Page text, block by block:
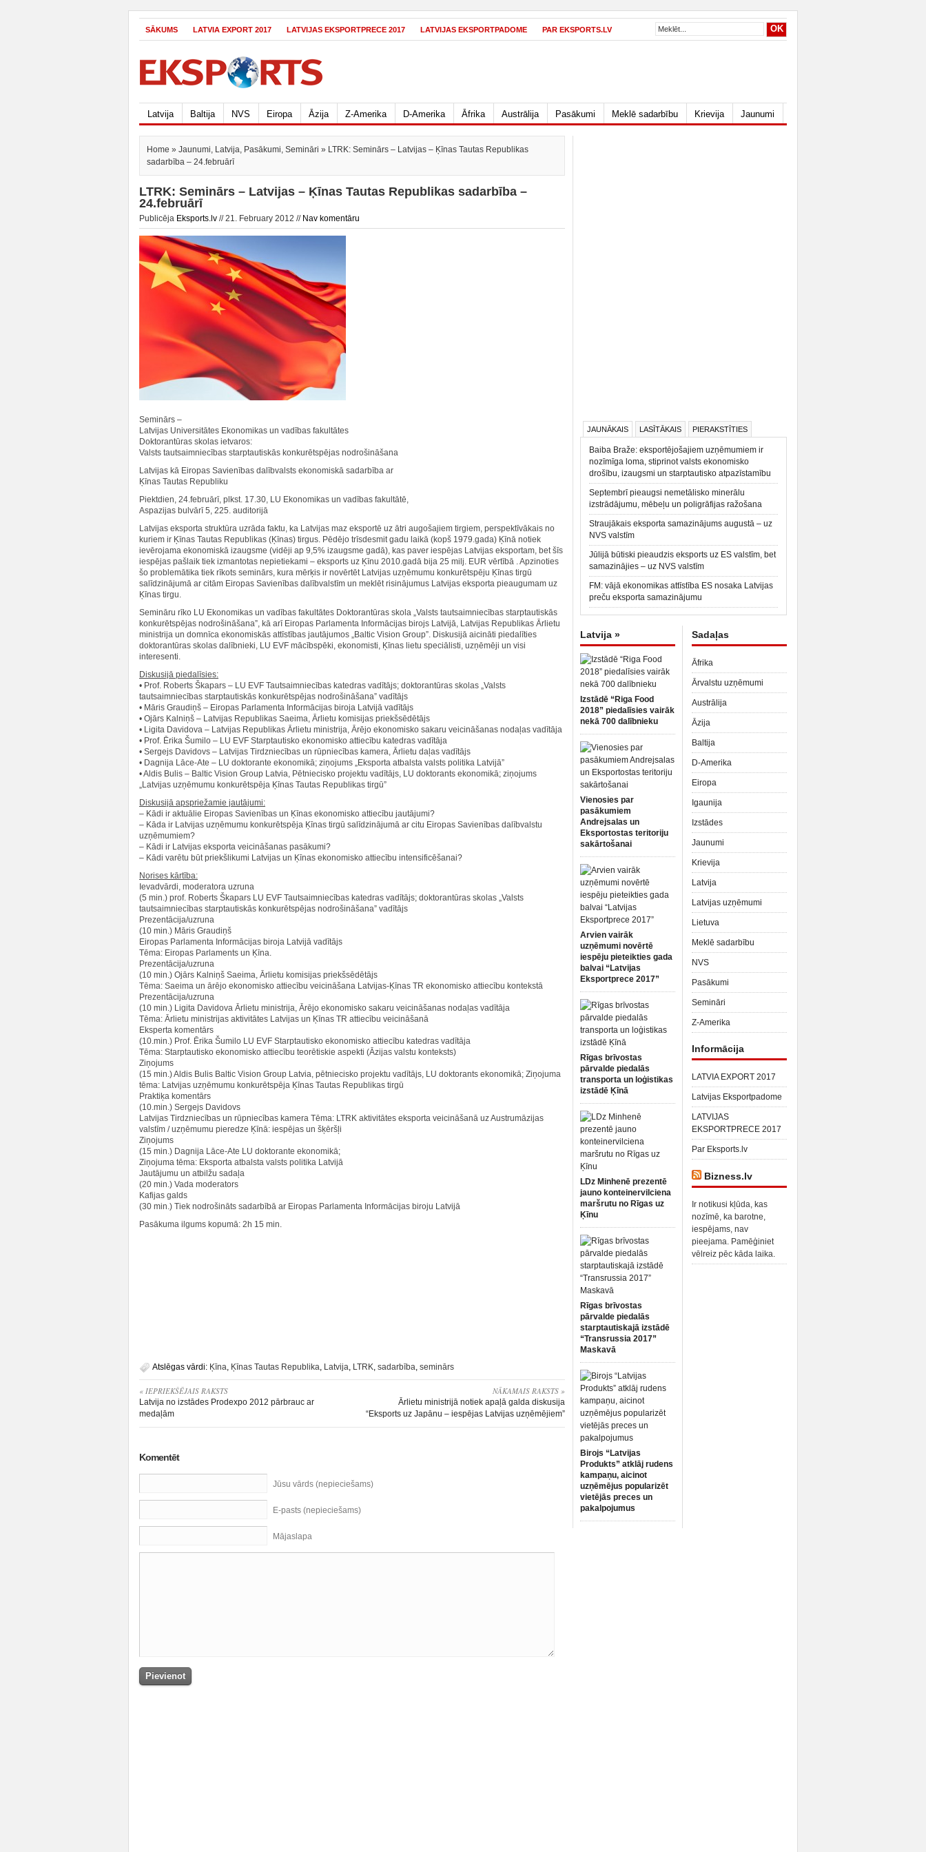
SĀKUMS LATVIA EXPORT 2017 LATVIJAS EKSPORTPRECE 2017 LATVIJAS EKSPORTPADOME PAR EKSPORTS.LV
Latvija Baltija NVS Eiropa Āzija Z-Amerika D-Amerika Āfrika Austrālija Pasākumi Meklē sadarbību Krievija Jaunumi
Home » Jaunumi, Latvija, Pasākumi, Semināri » LTRK: Seminārs – Latvijas – Ķīnas Tautas Republikas
sadarbība – 24.februārī
LTRK: Seminārs – Latvijas – Ķīnas Tautas Republikas sadarbība –
24.februārī
Publicēja Eksports.lv // 21. February 2012 // Nav komentāru
Seminārs –
Latvijas Universitātes Ekonomikas un vadības fakultātes
Doktorantūras skolas ietvaros:
Valsts tautsaimniecības starptautiskās konkurētspējas nodrošināšana
Latvijas kā Eiropas Savienības dalībvalsts ekonomiskā sadarbība ar
Ķīnas Tautas Republiku
Piektdien, 24.februārī, plkst. 17.30, LU Ekonomikas un vadības fakultātē,
Aspazijas bulvārī 5, 225. auditorijā
Latvijas eksporta struktūra uzrāda faktu, ka Latvijas maz eksportē uz ātri augošajiem tirgiem, perspektīvākais no
kuriem ir Ķīnas Tautas Republikas (Ķīnas) tirgus. Pēdējo trīsdesmit gadu laikā (kopš 1979.gada) Ķīnā notiek
ievērojama ekonomiskā izaugsme (vidēji ap 9,5% izaugsme gadā), kas paver iespējas Latvijas eksportam, bet šīs
iespējas pašlaik tiek izmantotas nepietiekami – eksports uz Ķīnu 2010.gadā bija 25 milj. EUR vērtībā . Apzinoties
šo problemātika tiek rīkots seminārs, kura mērķis ir novērtēt Latvijas uzņēmumu konkurētspēju Ķīnas tirgū
salīdzinājumā ar citām Eiropas Savienības dalībvalstīm un meklēt risinājumus Latvijas eksporta pieaugumam uz
Ķīnas tirgu.
Semināru rīko LU Ekonomikas un vadības fakultātes Doktorantūras skola „Valsts tautsaimniecības starptautiskās
konkurētspējas nodrošināšana”, kā arī Eiropas Parlamenta Informācijas birojs Latvijā, Latvijas Republikas Ārlietu
ministrija un domnīca ekonomiskās attīstības jautājumos „Baltic Vision Group”. Diskusijā aicināti piedalīties
doktorantūras skolas dalībnieki, LU EVF mācībspēki, ekonomisti, Ķīnas lietu speciālisti, uzņēmēji un visi
interesenti.
Diskusijā piedalīsies:
• Prof. Roberts Škapars – LU EVF Tautsaimniecības katedras vadītājs; doktorantūras skolas „Valsts
tautsaimniecības starptautiskās konkurētspējas nodrošināšana” vadītājs
• Māris Graudiņš – Eiropas Parlamenta Informācijas biroja Latvijā vadītājs
• Ojārs Kalniņš – Latvijas Republikas Saeima, Ārlietu komisijas priekšsēdētājs
• Ligita Davidova – Latvijas Republikas Ārlietu ministrija, Ārējo ekonomisko sakaru veicināšanas nodaļas vadītāja
• Prof. Ērika Šumilo – LU EVF Starptautisko ekonomisko attiecību katedras vadītāja
• Sergejs Davidovs – Latvijas Tirdzniecības un rūpniecības kamera, Ārlietu daļas vadītājs
• Dagnija Lāce-Ate – LU doktorante ekonomikā; ziņojums „Eksporta atbalsta valsts politika Latvijā”
• Aldis Bulis – Baltic Vision Group Latvia, Pētniecisko projektu vadītājs, LU doktorants ekonomikā; ziņojums
„Latvijas uzņēmumu konkurētspēja Ķīnas Tautas Republikas tirgū”
Diskusijā apspriežamie jautājumi:
– Kādi ir aktuālie Eiropas Savienības un Ķīnas ekonomisko attiecību jautājumi?
– Kāda ir Latvijas uzņēmumu konkurētspēja Ķīnas tirgū salīdzinājumā ar citu Eiropas Savienības dalībvalstu
uzņēmumiem?
– Kādi ir Latvijas eksporta veicināšanas pasākumi?
– Kādi varētu būt priekšlikumi Latvijas un Ķīnas ekonomisko attiecību intensificēšanai?
Norises kārtība:
Ievadvārdi, moderatora uzruna
(5 min.) prof. Roberts Škapars LU EVF Tautsaimniecības katedras vadītājs; doktorantūras skolas „Valsts
tautsaimniecības starptautiskās konkurētspējas nodrošināšana” vadītājs
Prezentācija/uzruna
(10 min.) Māris Graudiņš
Eiropas Parlamenta Informācijas biroja Latvijā vadītājs
Tēma: Eiropas Parlaments un Ķīna.
Prezentācija/uzruna
(10 min.) Ojārs Kalniņš Saeima, Ārlietu komisijas priekšsēdētājs
Tēma: Saeima un ārējo ekonomisko attiecību veicināšana Latvijas-Ķīnas TR ekonomisko attiecību kontekstā
Prezentācija/uzruna
(10 min.) Ligita Davidova Ārlietu ministrija, Ārējo ekonomisko sakaru veicināšanas nodaļas vadītāja
Tēma: Ārlietu ministrijas aktivitātes Latvijas un Ķīnas TR attiecību veicināšanā
Eksperta komentārs
(10.min.) Prof. Ērika Šumilo LU EVF Starptautisko ekonomisko attiecību katedras vadītāja
Tēma: Starptautisko ekonomisko attiecību teorētiskie aspekti (Āzijas valstu konteksts)
Ziņojums
(15 min.) Aldis Bulis Baltic Vision Group Latvia, pētniecisko projektu vadītājs, LU doktorants ekonomikā; Ziņojuma
tēma: Latvijas uzņēmumu konkurētspēja Ķīnas Tautas Republikas tirgū
Praktiķa komentārs
(10.min.) Sergejs Davidovs
Latvijas Tirdzniecības un rūpniecības kamera Tēma: LTRK aktivitātes eksporta veicināšanā uz Austrumāzijas
valstīm / uzņēmumu pieredze Ķīnā: iespējas un šķēršļi
Ziņojums
(15 min.) Dagnija Lāce-Ate LU doktorante ekonomikā;
Ziņojuma tēma: Eksporta atbalsta valsts politika Latvijā
Jautājumu un atbilžu sadaļa
(20 min.) Vada moderators
Kafijas galds
(30 min.) Tiek nodrošināts sadarbībā ar Eiropas Parlamenta Informācijas biroju Latvijā
Pasākuma ilgums kopumā: 2h 15 min.
Atslēgas vārdi: Ķīna, Ķīnas Tautas Republika, Latvija, LTRK, sadarbība, seminārs
« IEPRIEKŠĒJAIS RAKSTS
Latvija no izstādes Prodexpo 2012 pārbrauc ar
medaļām
NĀKAMAIS RAKSTS »
Ārlietu ministrijā notiek apaļā galda diskusija
“Eksports uz Japānu – iespējas Latvijas uzņēmējiem”
Komentēt
Jūsu vārds (nepieciešams)
E-pasts (nepieciešams)
Mājaslapa
JAUNĀKAIS LASĪTĀKAIS PIERAKSTĪTIES
Baiba Braže: eksportējošajiem uzņēmumiem ir
nozīmīga loma, stiprinot valsts ekonomisko
drošību, izaugsmi un starptautisko atpazīstamību
Septembrī pieaugsi nemetālisko minerālu
izstrādājumu, mēbeļu un poligrāfijas ražošana
Straujākais eksporta samazinājums augustā – uz
NVS valstīm
Jūlijā būtiski pieaudzis eksports uz ES valstīm, bet
samazinājies – uz NVS valstīm
FM: vājā ekonomikas attīstība ES nosaka Latvijas
preču eksporta samazinājumu
Latvija »
Izstādē “Riga Food
2018” piedalīsies vairāk
nekā 700 dalībnieku
Vienosies par
pasākumiem
Andrejsalas un
Eksportostas teritoriju
sakārtošanai
Arvien vairāk
uzņēmumi novērtē
iespēju pieteikties gada
balvai “Latvijas
Eksportprece 2017”
Rīgas brīvostas
pārvalde piedalās
transporta un loģistikas
izstādē Ķīnā
LDz Minhenē prezentē
jauno konteinervilciena
maršrutu no Rīgas uz
Ķīnu
Rīgas brīvostas
pārvalde piedalās
starptautiskajā izstādē
“Transrussia 2017”
Maskavā
Birojs “Latvijas
Produkts” atklāj rudens
kampaņu, aicinot
uzņēmējus popularizēt
vietējās preces un
pakalpojumus
Sadaļas
Āfrika
Ārvalstu uzņēmumi
Austrālija
Āzija
Baltija
D-Amerika
Eiropa
Igaunija
Izstādes
Jaunumi
Krievija
Latvija
Latvijas uzņēmumi
Lietuva
Meklē sadarbību
NVS
Pasākumi
Semināri
Z-Amerika
Informācija
LATVIA EXPORT 2017
Latvijas Eksportpadome
LATVIJAS
EKSPORTPRECE 2017
Par Eksports.lv
Bizness.lv
Ir notikusi kļūda, kas
nozīmē, ka barotne,
iespējams, nav
pieejama. Pamēģiniet
vēlreiz pēc kāda laika.